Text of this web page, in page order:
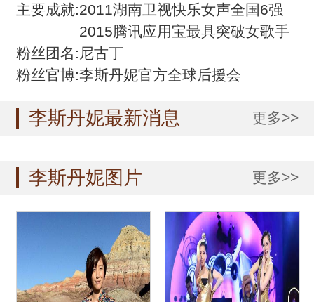
主要成就:2011湖南卫视快乐女声全国6强
2015腾讯应用宝最具突破女歌手
粉丝团名:尼古丁
粉丝官博:李斯丹妮官方全球后援会
李斯丹妮最新消息 更多>>
李斯丹妮图片 更多>>